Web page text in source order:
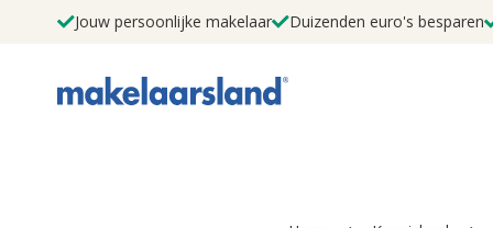
Jouw persoonlijke makelaar Duizenden euro's besparen